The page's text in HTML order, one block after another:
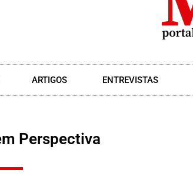
ARTIGOS ENTREVISTAS
Perspectiva